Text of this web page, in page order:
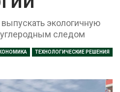
экологичную
следом
ТЕХНОЛОГИЧЕСКИЕ РЕШЕНИЯ